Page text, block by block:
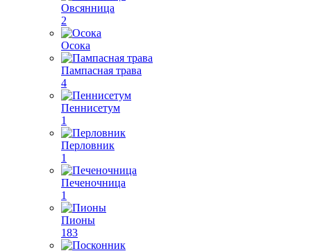
Овсянница
2
Осока
Пампасная трава
4
Пеннисетум
1
Перловник
1
Печеночница
1
Пионы
183